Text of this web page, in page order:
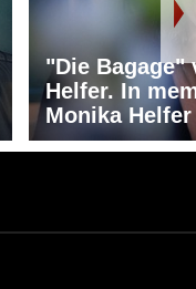
"Die Bagage"
Helfer. In
Monika Helfer